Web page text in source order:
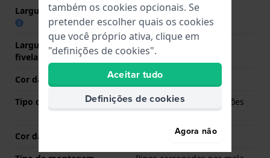
Largura das extremidades 20 mm
Largura da bracelete na
fivela
16 mm
Cor da bracelete
Prata
Tipo de Fecho
Fivela butterfly com botões
de pressão
Cor da fivela
também os cookies opcionais. Se
pretender escolher quais os cookies
que você próprio ativa, clique em
"definições de cookies".
Aceitar tudo
Definições de cookies
Agora não